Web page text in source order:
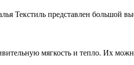
Текстиль представлен большой
мягкость и тепло. Их